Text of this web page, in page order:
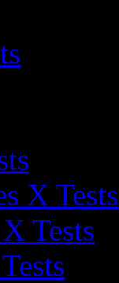
X Tests
Tests